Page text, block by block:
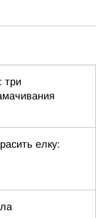
три
елку: